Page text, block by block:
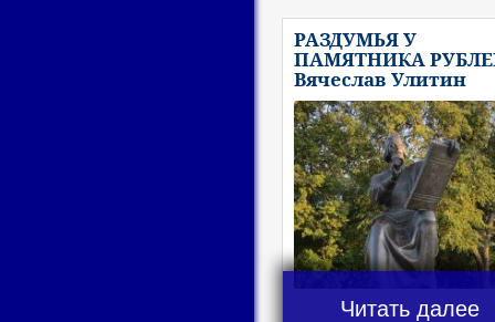
РАЗДУМЬЯ У
ПАМЯТНИКА
Вячеслав Улитин
Читать далее